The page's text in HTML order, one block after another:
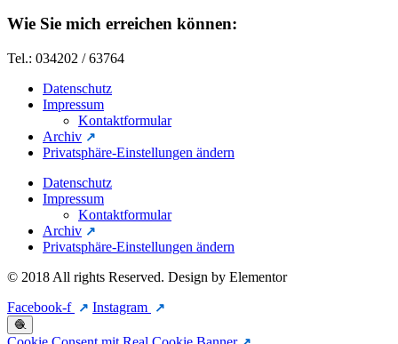
Wie Sie mich erreichen können:
Tel.: 034202 / 63764
Datenschutz
Impressum
Kontaktformular
Archiv
Privatsphäre-Einstellungen ändern
Datenschutz
Impressum
Kontaktformular
Archiv
Privatsphäre-Einstellungen ändern
© 2018 All rights Reserved. Design by Elementor
Facebook-f
Instagram
🧶